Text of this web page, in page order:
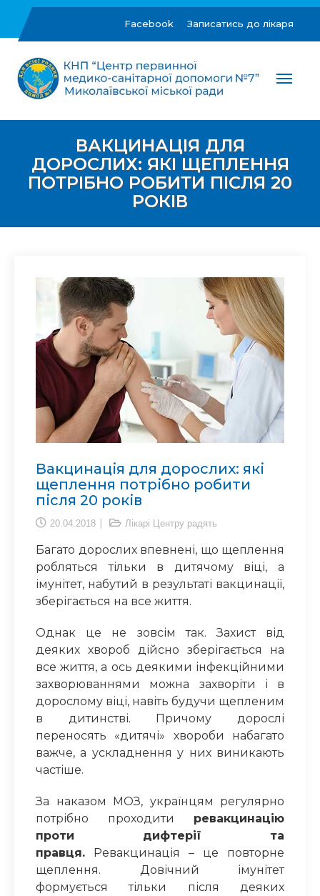
content
Facebook Записатись до лікаря
ЦПМСД №7 м.Миколаїв
первинної медико-санітарної допомоги №7"
ВАКЦИНАЦІЯ ДЛЯ
ДОРОСЛИХ: ЯКІ ЩЕПЛЕННЯ
ПОТРІБНО РОБИТИ ПІСЛЯ 20
РОКІВ
Вакцинація для дорослих: які
щеплення потрібно робити
після 20 років
20.04.2018 Лікарі Центру радять
Багато дорослихвпевнені, що щеплення
робляться тільки в дитячому віці, а
імунітет, набутий в результаті вакцинації,
зберігається на все життя.
Однак це не зовсім так. Захист від
деяких хвороб дійсно зберігається на
все життя, а ось деякими інфекційними
захворюваннями можна захворіти і в
дорослому віці, навіть будучи щепленим
в дитинстві. Причому дорослі
переносять «дитячі» хвороби набагато
важче, а ускладнення у них виникають
частіше.
За наказом МОЗ, українцям регулярно
потрібно проходити ревакцинацію
проти дифтeрії та
прaвця. Ревакцинація – це повторне
щеплення. Довічний імунітет
формується тільки після деяких